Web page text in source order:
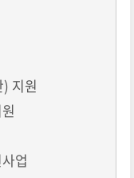
지원
업